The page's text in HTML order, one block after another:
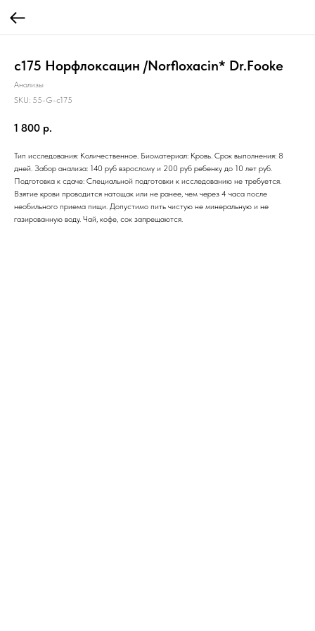
c175 Норфлоксацин /Norfloxacin* Dr.Fooke
Анализы
SKU: 55-G-c175
1 800 р.
Тип исследования: Количественное. Биоматериал: Кровь. Срок выполнения: 8
дней. Забор анализа: 140 руб взрослому и 200 руб ребенку до 10 лет руб.
Подготовка к сдаче: Специальной подготовки к исследованию не требуется.
Взятие крови проводится натощак или не ранее, чем через 4 часа после
необильного приема пищи. Допустимо пить чистую не минеральную и не
газированную воду. Чай, кофе, сок запрещаются.